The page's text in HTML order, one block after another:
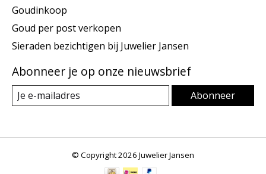
Goudinkoop
Goud per post verkopen
Sieraden bezichtigen bij Juwelier Jansen
Abonneer je op onze nieuwsbrief
Abonneer
© Copyright 2026 Juwelier Jansen